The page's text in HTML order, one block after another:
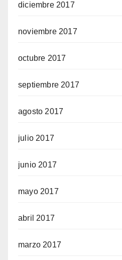
diciembre 2017
noviembre 2017
octubre 2017
septiembre 2017
agosto 2017
julio 2017
junio 2017
mayo 2017
abril 2017
marzo 2017